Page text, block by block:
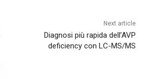
Next article
Diagnosi più rapida dell’AVP
deficiency con LC-MS/MS